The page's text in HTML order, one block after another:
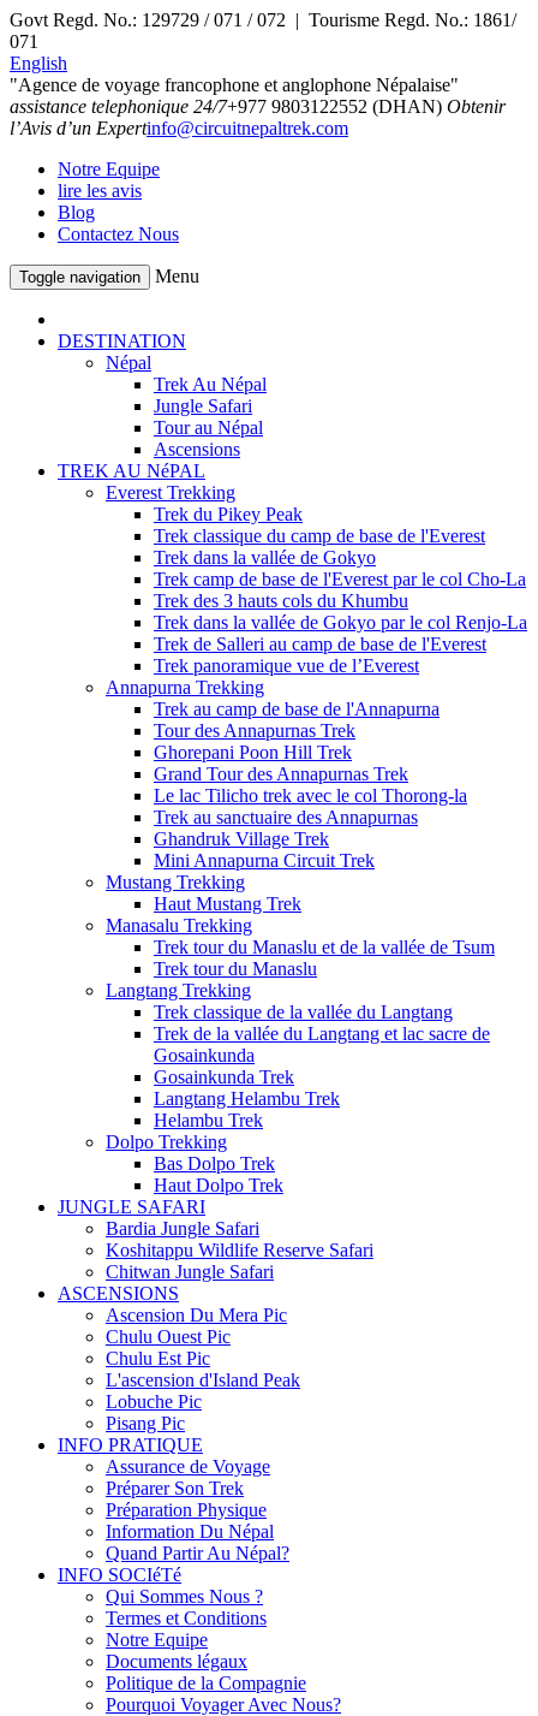
Govt Regd. No.: 129729 / 071 / 072 | Tourisme Regd. No.: 1861/
071
English
"Agence de voyage francophone et anglophone Népalaise"
assistance telephonique 24/7+977 9803122552 (DHAN) Obtenir
l’Avis d’un Expertinfo@circuitnepaltrek.com
Notre Equipe
lire les avis
Blog
Contactez Nous
Toggle navigation Menu
DESTINATION
Népal
Trek Au Népal
Jungle Safari
Tour au Népal
Ascensions
TREK AU NéPAL
Everest Trekking
Trek du Pikey Peak
Trek classique du camp de base de l'Everest
Trek dans la vallée de Gokyo
Trek camp de base de l'Everest par le col Cho-La
Trek des 3 hauts cols du Khumbu
Trek dans la vallée de Gokyo par le col Renjo-La
Trek de Salleri au camp de base de l'Everest
Trek panoramique vue de l’Everest
Annapurna Trekking
Trek au camp de base de l'Annapurna
Tour des Annapurnas Trek
Ghorepani Poon Hill Trek
Grand Tour des Annapurnas Trek
Le lac Tilicho trek avec le col Thorong-la
Trek au sanctuaire des Annapurnas
Ghandruk Village Trek
Mini Annapurna Circuit Trek
Mustang Trekking
Haut Mustang Trek
Manasalu Trekking
Trek tour du Manaslu et de la vallée de Tsum
Trek tour du Manaslu
Langtang Trekking
Trek classique de la vallée du Langtang
Trek de la vallée du Langtang et lac sacre de
Gosainkunda
Gosainkunda Trek
Langtang Helambu Trek
Helambu Trek
Dolpo Trekking
Bas Dolpo Trek
Haut Dolpo Trek
JUNGLE SAFARI
Bardia Jungle Safari
Koshitappu Wildlife Reserve Safari
Chitwan Jungle Safari
ASCENSIONS
Ascension Du Mera Pic
Chulu Ouest Pic
Chulu Est Pic
L'ascension d'Island Peak
Lobuche Pic
Pisang Pic
INFO PRATIQUE
Assurance de Voyage
Préparer Son Trek
Préparation Physique
Information Du Népal
Quand Partir Au Népal?
INFO SOCIéTé
Qui Sommes Nous ?
Termes et Conditions
Notre Equipe
Documents légaux
Politique de la Compagnie
Pourquoi Voyager Avec Nous?